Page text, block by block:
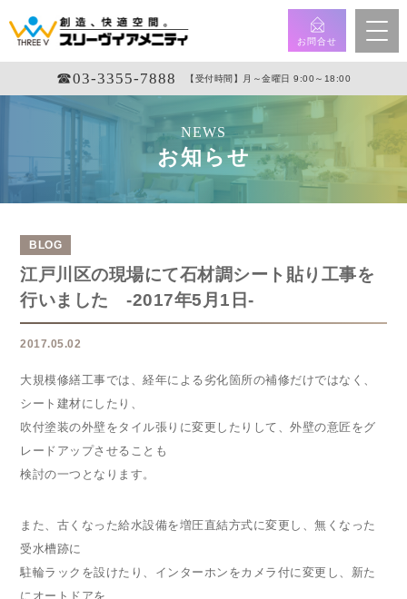
お問合せ
☎︎03-3355-7888 【受付時間】月～金曜日 9:00～18:00
NEWS
お知らせ
BLOG
江戸川区の現場にて石材調シート貼り工事を
行いました -2017年5月1日-
2017.05.02
大規模修繕工事では、経年による劣化箇所の補修だけではなく、
シート建材にしたり、
吹付塗装の外壁をタイル張りに変更したりして、外壁の意匠をグ
レードアップさせることも
検討の一つとなります。
また、古くなった給水設備を増圧直結方式に変更し、無くなった
受水槽跡に
駐輪ラックを設けたり、インターホンをカメラ付に変更し、新た
にオートドアを